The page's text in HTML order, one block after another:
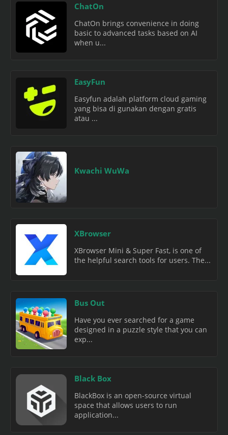
ChatOn
ChatOn brings convenience in doing
basic to advanced tasks based on AI
when u...
EasyFun
Easyfun adalah platform cloud gaming
yang bisa di gunakan dengan gratis
atau ...
Kwachi WuWa
XBrowser
XBrowser Mini & Super Fast, is one of
the helpful search tools for users. The...
Bus Out
Have you ever searched for a game
designed in a puzzle style that you can
exp...
Black Box
BlackBox is an open-source virtual
space that allows users to run
application...